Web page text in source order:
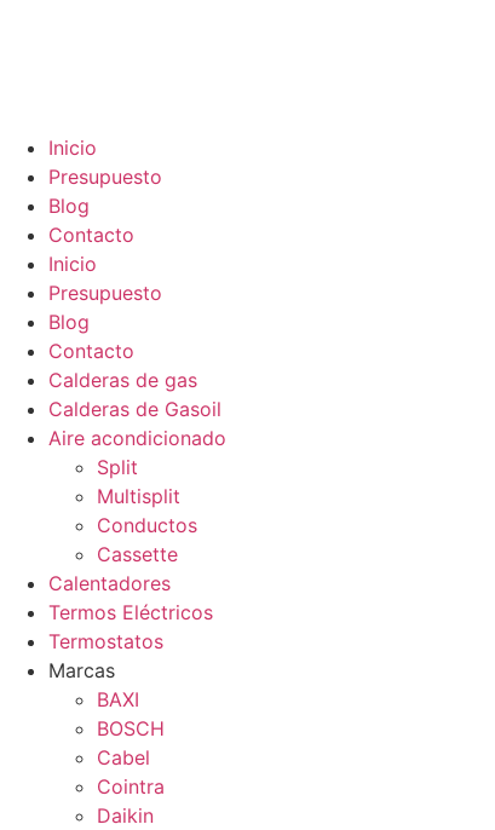
Inicio
Presupuesto
Blog
Contacto
Inicio
Presupuesto
Blog
Contacto
Calderas de gas
Calderas de Gasoil
Aire acondicionado
Split
Multisplit
Conductos
Cassette
Calentadores
Termos Eléctricos
Termostatos
Marcas
BAXI
BOSCH
Cabel
Cointra
Daikin